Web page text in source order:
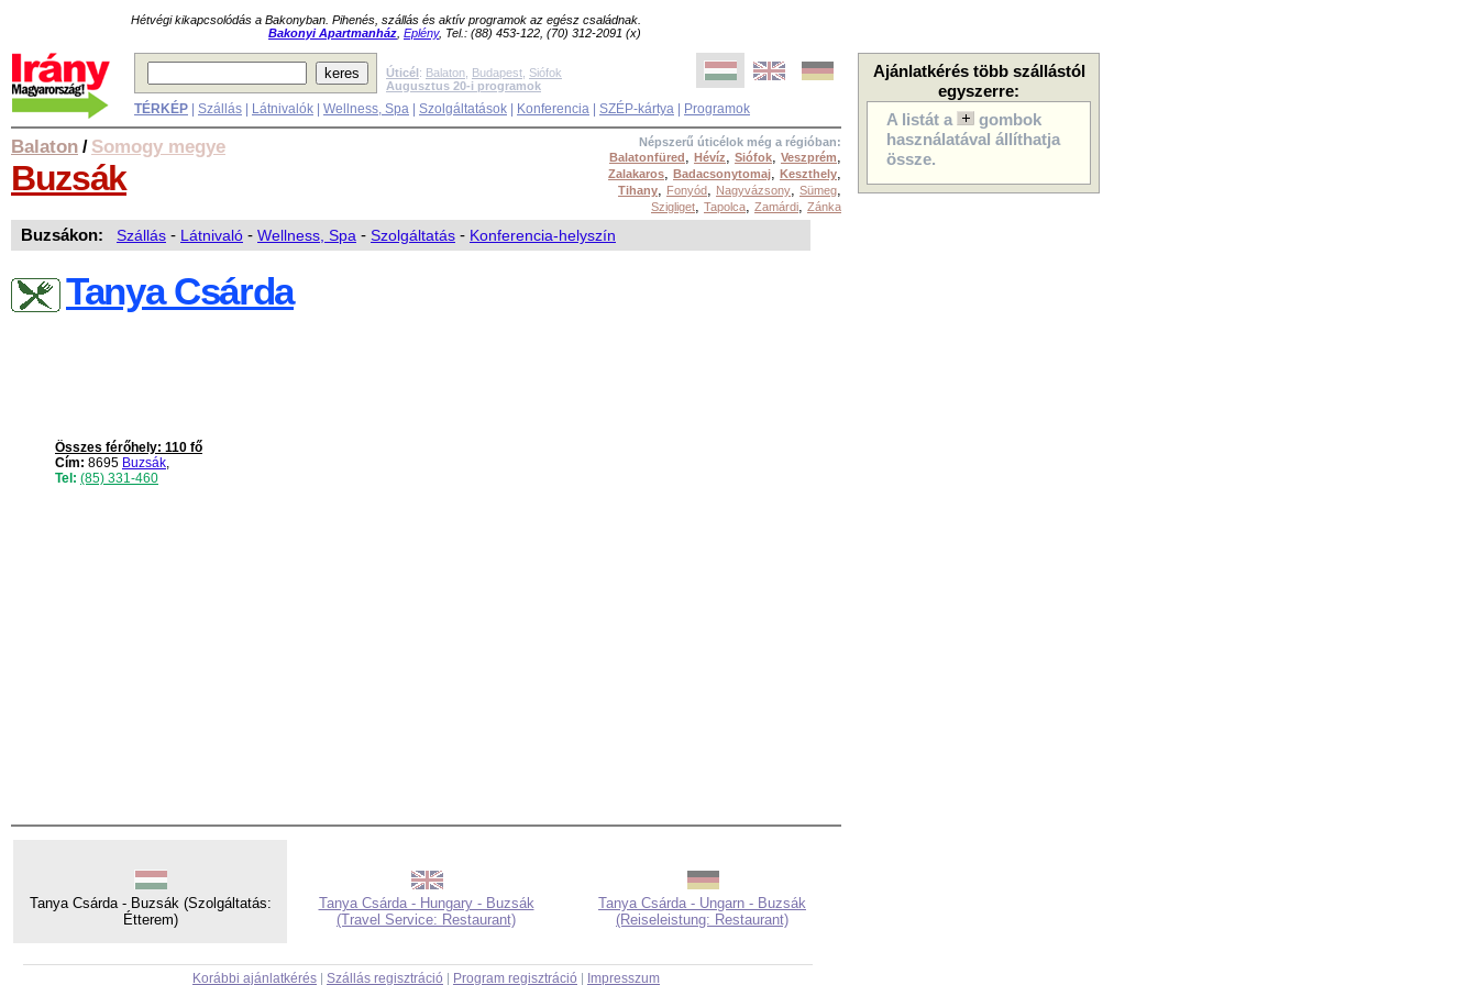
Hétvégi kikapcsolódás a Bakonyban. Pihenés, szállás és aktív programok az egész családnak.
Bakonyi Apartmanház Eplény, Tel.: (88) 453-122, (70) 312-2091 (x)
Ajánlatkérés több szállástól
egyszerre:
A listát a
gombok
használatával állíthatja
össze.
Úticél: Balaton Budapest Siófok
Augusztus 20-i programok
TÉRKÉP Szállás Látnivalók Wellness, Spa Szolgáltatások Konferencia SZÉP-kártya Programok
Népszerű úticélok még a régióban:
Balatonfüred, Hévíz, Siófok, Veszprém,
Zalakaros, Badacsonytomaj, Keszthely,
Tihany, Fonyód, Nagyvázsony, Sümeg,
Szigliget, Tapolca, Zamárdi, Zánka
Balaton / Somogy megye
Buzsák
Buzsákon: Szállás - Látnivaló - Wellness, Spa - Szolgáltatás - Konferencia-helyszín
Tanya Csárda
Összes férőhely: 110 fő
Cím: 8695 Buzsák,
Tel: (85) 331-460
Tanya Csárda - Buzsák (Szolgáltatás:
Étterem)
Tanya Csárda - Hungary - Buzsák
(Travel Service: Restaurant)
Tanya Csárda - Ungarn - Buzsák
(Reiseleistung: Restaurant)
Korábbi ajánlatkérés Szállás regisztráció Program regisztráció Impresszum